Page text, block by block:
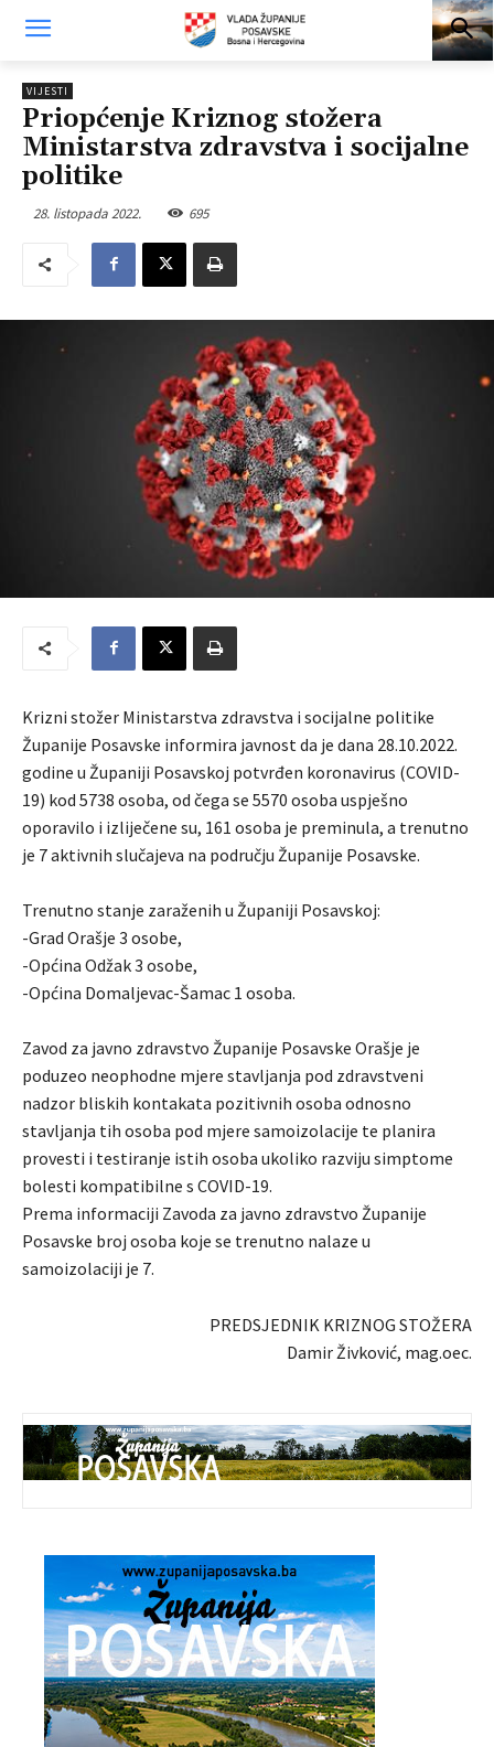
VIJESTI
Priopćenje Kriznog stožera
Ministarstva zdravstva i socijalne
politike
28. listopada 2022. 695
Krizni stožer Ministarstva zdravstva i socijalne politike
Županije Posavske informira javnost da je dana 28.10.2022.
godine u Županiji Posavskoj potvrđen koronavirus (COVID-
19) kod 5738 osoba, od čega se 5570 osoba uspješno
oporavilo i izliječene su, 161 osoba je preminula, a trenutno
je 7 aktivnih slučajeva na području Županije Posavske.
Trenutno stanje zaraženih u Županiji Posavskoj:
-Grad Orašje 3 osobe,
-Općina Odžak 3 osobe,
-Općina Domaljevac-Šamac 1 osoba.
Zavod za javno zdravstvo Županije Posavske Orašje je
poduzeo neophodne mjere stavljanja pod zdravstveni
nadzor bliskih kontakata pozitivnih osoba odnosno
stavljanja tih osoba pod mjere samoizolacije te planira
provesti i testiranje istih osoba ukoliko razviju simptome
bolesti kompatibilne s COVID-19.
Prema informaciji Zavoda za javno zdravstvo Županije
Posavske broj osoba koje se trenutno nalaze u
samoizolaciji je 7.
PREDSJEDNIK KRIZNOG STOŽERA
Damir Živković, mag.oec.